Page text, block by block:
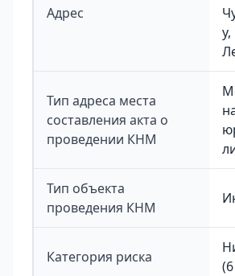
Адрес
Тип адреса места
составления акта о
проведении КНМ
Тип объекта
проведения КНМ
Категория риска